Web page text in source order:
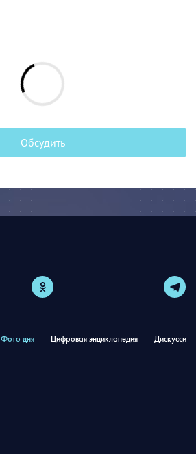
Обсудить
Фото дня Цифровая энциклопедия